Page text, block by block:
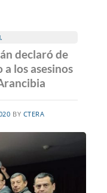
declaró de
los asesinos
BY CTERA